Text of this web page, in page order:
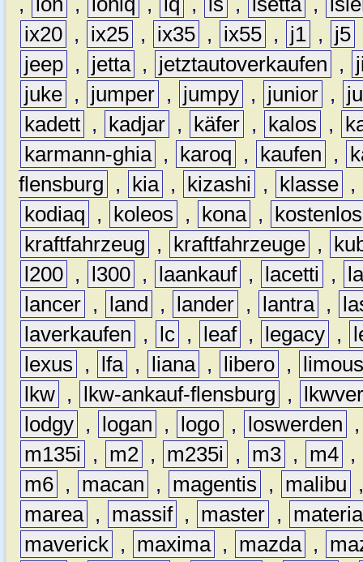
ix20 , ix25 , ix35 , ix55 , j1 , j5
jeep , jetta , jetztautoverkaufen ,
juke , jumper , jumpy , junior ,
kadett , kadjar , käfer , kalos ,
karmann-ghia , karoq , kaufen ,
flensburg
, kia , kizashi , klasse ,
kodiaq
, koleos , kona ,
kostenlos
kraftfahrzeug
, kraftfahrzeuge ,
l200 , l300 , laankauf , lacetti ,
lancer , land , lander , lantra ,
laverkaufen
, lc , leaf , legacy ,
lexus
, lfa , liana , libero ,
lkw , lkw-ankauf-flensburg ,
lodgy , logan , logo , loswerden
m135i
, m2 , m235i , m3 , m4 ,
m6 , macan , magentis , malibu
marea , massif , master ,
materia
maverick , maxima , mazda ,